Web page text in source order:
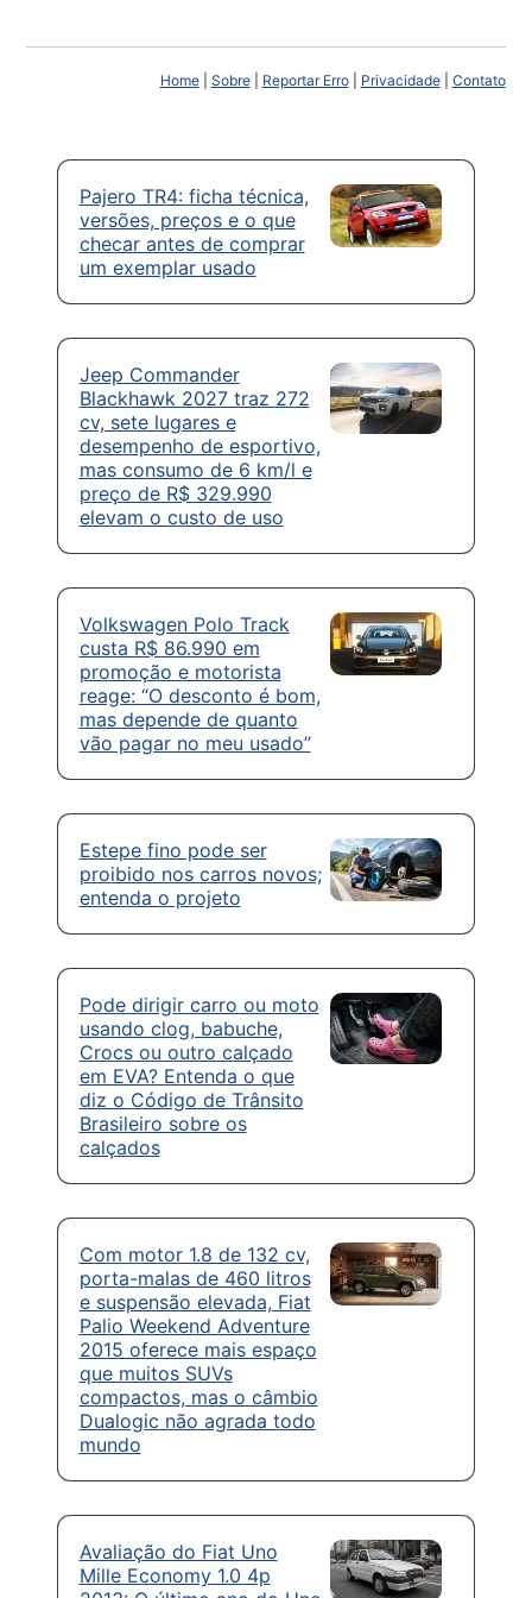
Home| Sobre| Reportar Erro| Privacidade| Contato
Pajero TR4: ficha técnica,
versões, preços e o que
checar antes de comprar
um exemplar usado
Jeep Commander
Blackhawk 2027 traz 272
cv, sete lugares e
desempenho de esportivo,
mas consumo de 6 km/l e
preço de R$ 329.990
elevam o custo de uso
Volkswagen Polo Track
custa R$ 86.990 em
promoção e motorista
reage: “O desconto é bom,
mas depende de quanto
vão pagar no meu usado”
Estepe fino pode ser
proibido nos carros novos;
entenda o projeto
Pode dirigir carro ou moto
usando clog, babuche,
Crocs ou outro calçado
em EVA? Entenda o que
diz o Código de Trânsito
Brasileiro sobre os
calçados
Com motor 1.8 de 132 cv,
porta-malas de 460 litros
e suspensão elevada, Fiat
Palio Weekend Adventure
2015 oferece mais espaço
que muitos SUVs
compactos, mas o câmbio
Dualogic não agrada todo
mundo
Avaliação do Fiat Uno
Mille Economy 1.0 4p